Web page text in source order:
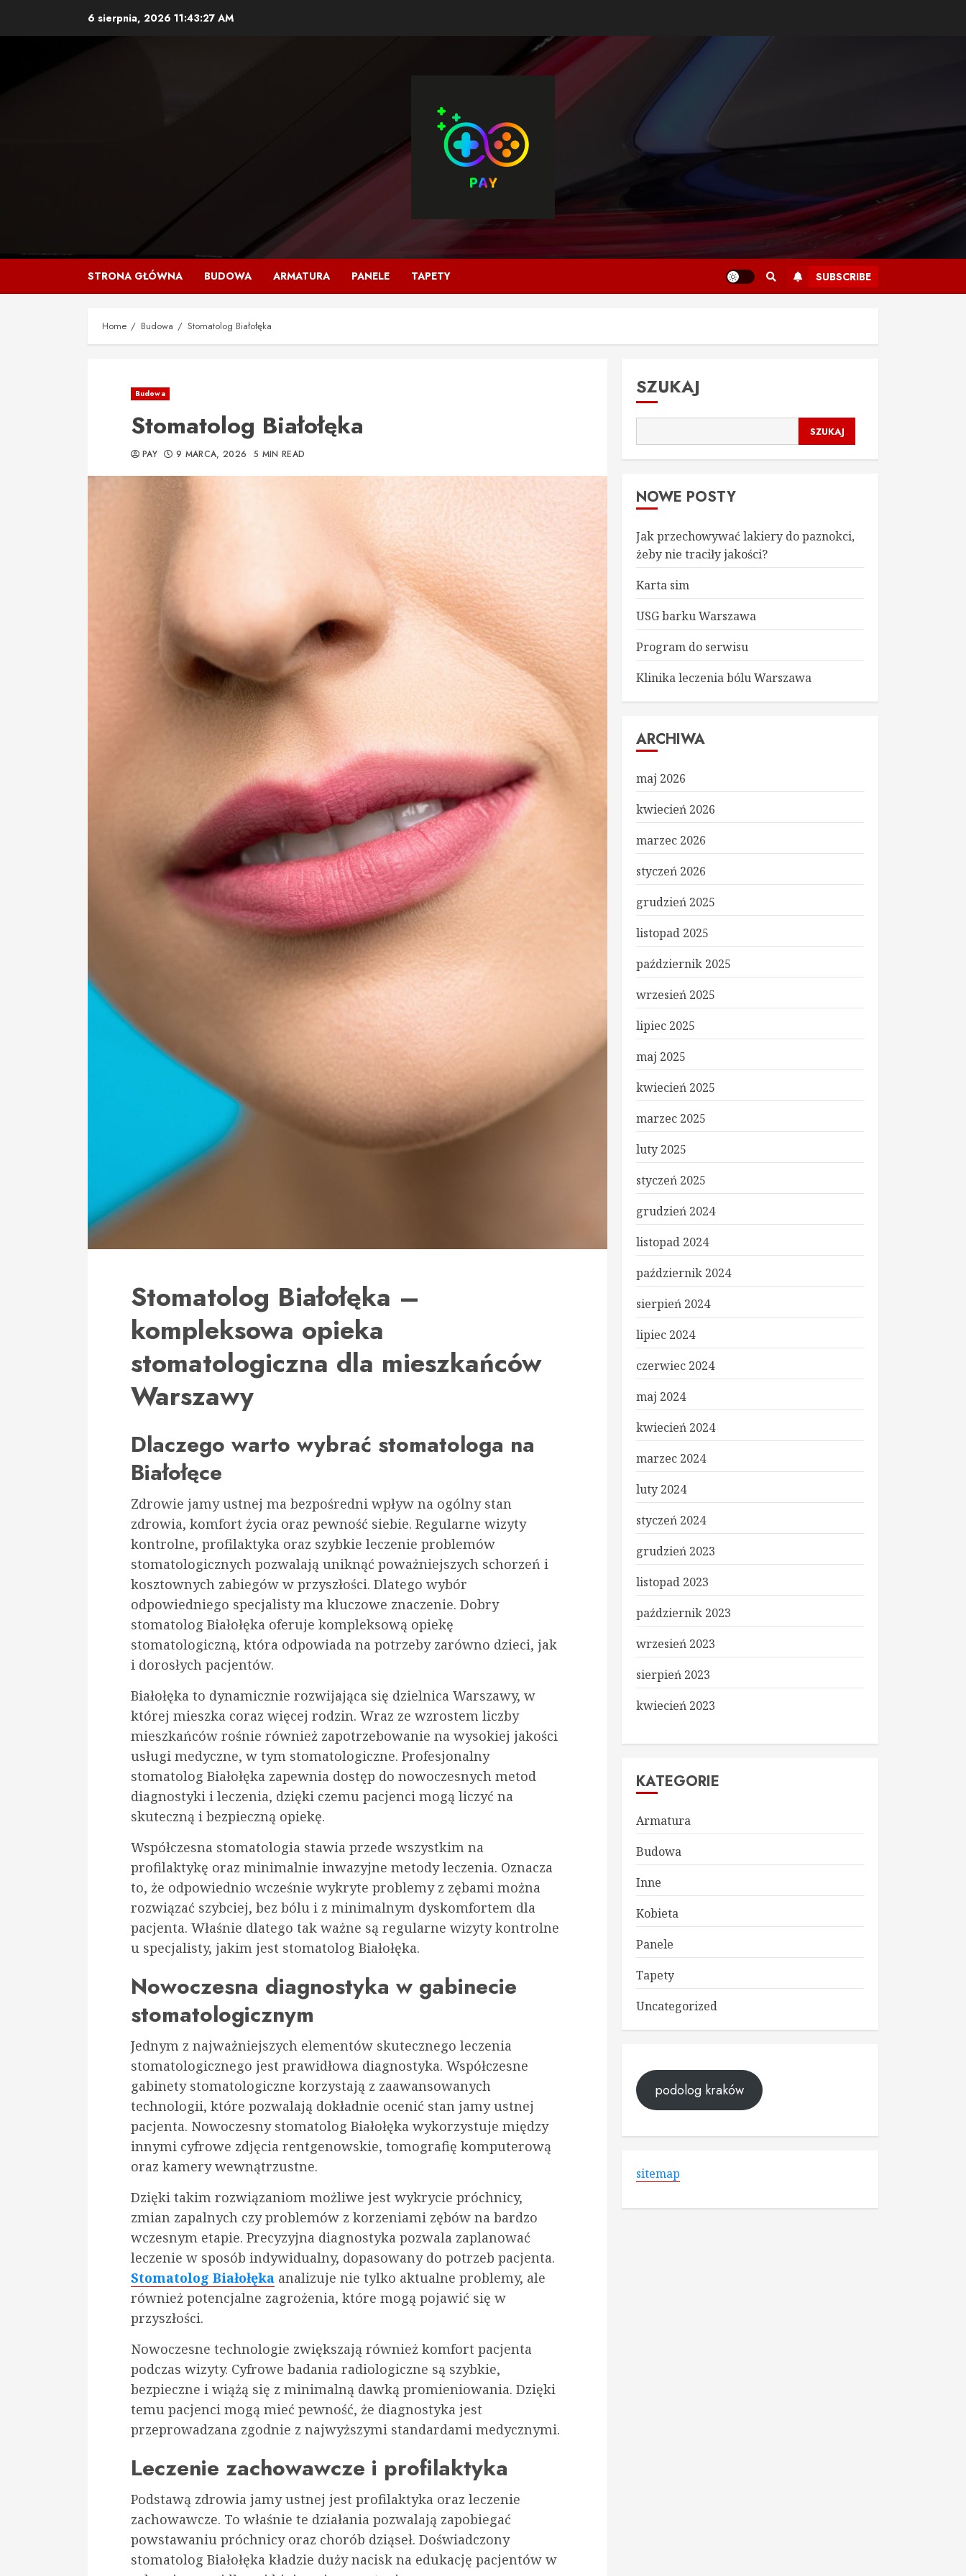
6 sierpnia, 2026 11:43:28 AM
STRONA GŁÓWNA BUDOWA ARMATURA PANELE TAPETY SUBSCRIBE
Home Budowa Stomatolog Białołęka
Budowa
Stomatolog Białołęka
PAY 9 MARCA, 2026 5 MIN READ
Stomatolog Białołęka –
kompleksowa opieka
stomatologiczna dla mieszkańców
Warszawy
Dlaczego warto wybrać stomatologa na
Białołęce
Zdrowie jamy ustnej ma bezpośredni wpływ na ogólny stan
zdrowia, komfort życia oraz pewność siebie. Regularne wizyty
kontrolne, profilaktyka oraz szybkie leczenie problemów
stomatologicznych pozwalają uniknąć poważniejszych schorzeń i
kosztownych zabiegów w przyszłości. Dlatego wybór
odpowiedniego specjalisty ma kluczowe znaczenie. Dobry
stomatolog Białołęka oferuje kompleksową opiekę
stomatologiczną, która odpowiada na potrzeby zarówno dzieci, jak
i dorosłych pacjentów.
Białołęka to dynamicznie rozwijająca się dzielnica Warszawy, w
której mieszka coraz więcej rodzin. Wraz ze wzrostem liczby
mieszkańców rośnie również zapotrzebowanie na wysokiej jakości
usługi medyczne, w tym stomatologiczne. Profesjonalny
stomatolog Białołęka zapewnia dostęp do nowoczesnych metod
diagnostyki i leczenia, dzięki czemu pacjenci mogą liczyć na
skuteczną i bezpieczną opiekę.
Współczesna stomatologia stawia przede wszystkim na
profilaktykę oraz minimalnie inwazyjne metody leczenia. Oznacza
to, że odpowiednio wcześnie wykryte problemy z zębami można
rozwiązać szybciej, bez bólu i z minimalnym dyskomfortem dla
pacjenta. Właśnie dlatego tak ważne są regularne wizyty kontrolne
u specjalisty, jakim jest stomatolog Białołęka.
Nowoczesna diagnostyka w gabinecie
stomatologicznym
Jednym z najważniejszych elementów skutecznego leczenia
stomatologicznego jest prawidłowa diagnostyka. Współczesne
gabinety stomatologiczne korzystają z zaawansowanych
technologii, które pozwalają dokładnie ocenić stan jamy ustnej
pacjenta. Nowoczesny stomatolog Białołęka wykorzystuje między
innymi cyfrowe zdjęcia rentgenowskie, tomografię komputerową
oraz kamery wewnątrzustne.
Dzięki takim rozwiązaniom możliwe jest wykrycie próchnicy,
zmian zapalnych czy problemów z korzeniami zębów na bardzo
wczesnym etapie. Precyzyjna diagnostyka pozwala zaplanować
leczenie w sposób indywidualny, dopasowany do potrzeb pacjenta.
Stomatolog Białołęka analizuje nie tylko aktualne problemy, ale
również potencjalne zagrożenia, które mogą pojawić się w
przyszłości.
Nowoczesne technologie zwiększają również komfort pacjenta
podczas wizyty. Cyfrowe badania radiologiczne są szybkie,
bezpieczne i wiążą się z minimalną dawką promieniowania. Dzięki
temu pacjenci mogą mieć pewność, że diagnostyka jest
przeprowadzana zgodnie z najwyższymi standardami medycznymi.
Leczenie zachowawcze i profilaktyka
Podstawą zdrowia jamy ustnej jest profilaktyka oraz leczenie
zachowawcze. To właśnie te działania pozwalają zapobiegać
powstawaniu próchnicy oraz chorób dziąseł. Doświadczony
stomatolog Białołęka kładzie duży nacisk na edukację pacjentów w
SZUKAJ
SZUKAJ
NOWE POSTY
Jak przechowywać lakiery do paznokci,
żeby nie traciły jakości?
Karta sim
USG barku Warszawa
Program do serwisu
Klinika leczenia bólu Warszawa
ARCHIWA
maj 2026
kwiecień 2026
marzec 2026
styczeń 2026
grudzień 2025
listopad 2025
październik 2025
wrzesień 2025
lipiec 2025
maj 2025
kwiecień 2025
marzec 2025
luty 2025
styczeń 2025
grudzień 2024
listopad 2024
październik 2024
sierpień 2024
lipiec 2024
czerwiec 2024
maj 2024
kwiecień 2024
marzec 2024
luty 2024
styczeń 2024
grudzień 2023
listopad 2023
październik 2023
wrzesień 2023
sierpień 2023
kwiecień 2023
KATEGORIE
Armatura
Budowa
Inne
Kobieta
Panele
Tapety
Uncategorized
podolog kraków
sitemap